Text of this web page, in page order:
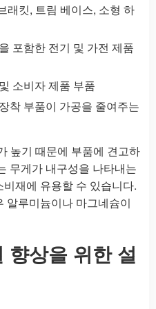
래킷, 트림 베이스, 소형 하
포함한 전기 및 가전 제품
소비자 제품 부품
착 부품이 가공을 줄여주는
높기 때문에 부품에 견고하
무게가 내구성을 나타내는
재에 유용할 수 있습니다.
알루미늄이나 마그네슘이
향상을 위한 설